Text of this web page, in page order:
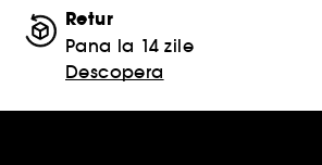
Retur
Pana la 14 zile
Descopera